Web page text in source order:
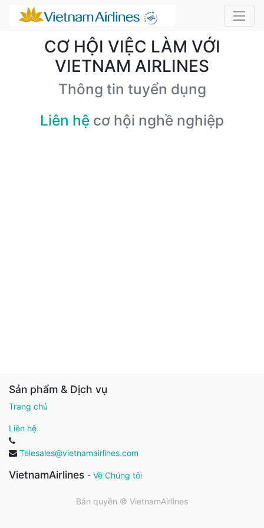
CƠ HỘI VIỆC LÀM VỚI
VIETNAM AIRLINES
Thông tin tuyển dụng
Liên hệ cơ hội nghề nghiệp
Sản phẩm & Dịch vụ
Trang chủ
Liên hệ
Telesales@vietnamairlines.com
VietnamAirlines - Về Chúng tôi
Bản quyền © VietnamAirlines